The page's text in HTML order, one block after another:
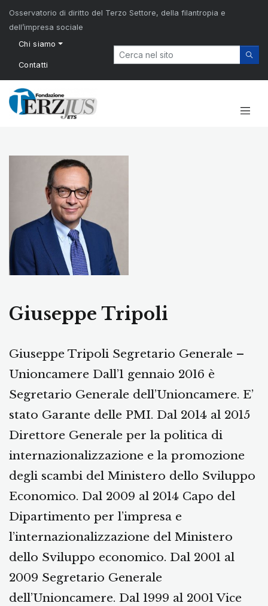
Osservatorio di diritto del Terzo Settore, della filantropia e
dell’impresa sociale
Chi siamo
Contatti
Giuseppe Tripoli
Giuseppe Tripoli Segretario Generale –
Unioncamere Dall’1 gennaio 2016 è
Segretario Generale dell’Unioncamere. E’
stato Garante delle PMI. Dal 2014 al 2015
Direttore Generale per la politica di
internazionalizzazione e la promozione
degli scambi del Ministero dello Sviluppo
Economico. Dal 2009 al 2014 Capo del
Dipartimento per l’impresa e
l’internazionalizzazione del Ministero
dello Sviluppo economico. Dal 2001 al
2009 Segretario Generale
dell’Unioncamere. Dal 1999 al 2001 Vice